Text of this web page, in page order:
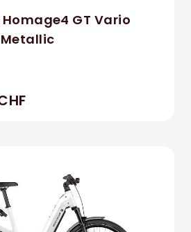
Homage4 GT Vario
Metallic